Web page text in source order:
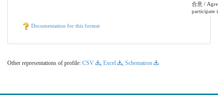
合意 /
participate
Documentation for this format
Other representations of profile: CSV , Excel , Schematron